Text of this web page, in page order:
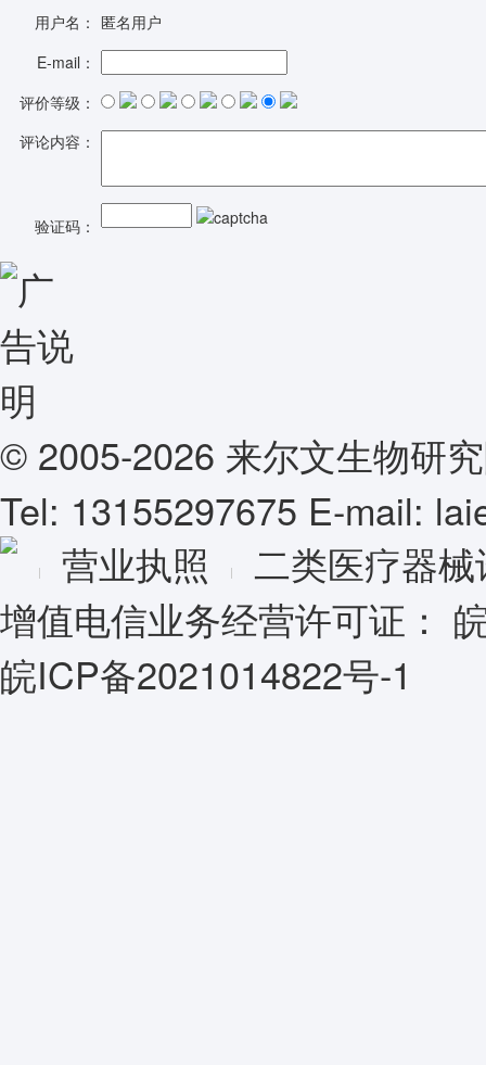
【芋泥紫】自带双线快充★22.5W 【少
女粉】自带双线快充★15W 【少女粉】
用户名： 匿名用户
E-mail：
评价等级：
评论内容：
验证码：
© 2005-2026 来尔文生物研
Tel: 13155297675 E-mail:
营业执照
二类医疗器
增值电信业务经营许可证：
皖ICP备2021014822号-1